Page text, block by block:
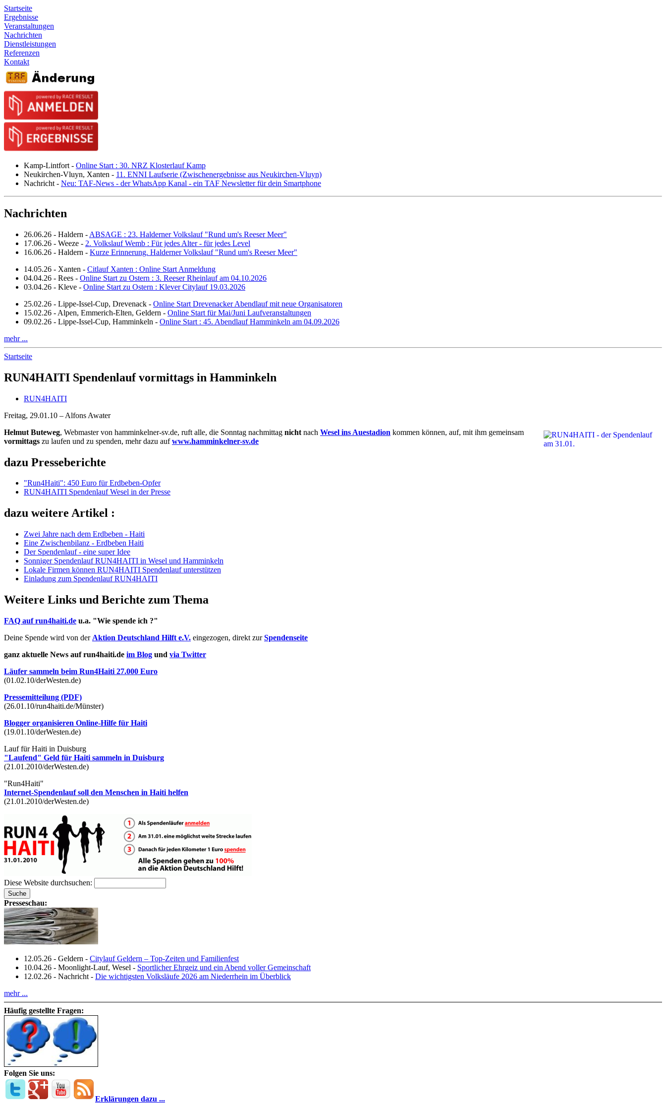
Startseite
Ergebnisse
Veranstaltungen
Nachrichten
Dienstleistungen
Referenzen
Kontakt
Kamp-Lintfort - Online Start : 30. NRZ Klosterlauf Kamp
Neukirchen-Vluyn, Xanten - 11. ENNI Laufserie (Zwischenergebnisse aus Neukirchen-Vluyn)
Nachricht - Neu: TAF-News - der WhatsApp Kanal - ein TAF Newsletter für dein Smartphone
Nachrichten
26.06.26 - Haldern - ABSAGE : 23. Halderner Volkslauf "Rund um's Reeser Meer"
17.06.26 - Weeze - 2. Volkslauf Wemb : Für jedes Alter - für jedes Level
16.06.26 - Haldern - Kurze Erinnerung. Halderner Volkslauf "Rund um's Reeser Meer"
14.05.26 - Xanten - Citlauf Xanten : Online Start Anmeldung
04.04.26 - Rees - Online Start zu Ostern : 3. Reeser Rheinlauf am 04.10.2026
03.04.26 - Kleve - Online Start zu Ostern : Klever Citylauf 19.03.2026
25.02.26 - Lippe-Issel-Cup, Drevenack - Online Start Drevenacker Abendlauf mit neue Organisatoren
15.02.26 - Alpen, Emmerich-Elten, Geldern - Online Start für Mai/Juni Laufveranstaltungen
09.02.26 - Lippe-Issel-Cup, Hamminkeln - Online Start : 45. Abendlauf Hamminkeln am 04.09.2026
mehr ...
Startseite
RUN4HAITI Spendenlauf vormittags in Hamminkeln
RUN4HAITI
Freitag, 29.01.10 – Alfons Awater
Helmut Buteweg, Webmaster von hamminkelner-sv.de, ruft alle, die Sonntag nachmittag nicht nach Wesel ins Auestadion kommen können, auf, mit ihm gemeinsam
vormittags zu laufen und zu spenden, mehr dazu aufwww.hamminkelner-sv.de
dazu Presseberichte
"Run4Haiti": 450 Euro für Erdbeben-Opfer
RUN4HAITI Spendenlauf Wesel in der Presse
dazu weitere Artikel :
Zwei Jahre nach dem Erdbeben - Haiti
Eine Zwischenbilanz - Erdbeben Haiti
Der Spendenlauf - eine super Idee
Sonniger Spendenlauf RUN4HAITI in Wesel und Hamminkeln
Lokale Firmen können RUN4HAITI Spendenlauf unterstützen
Einladung zum Spendenlauf RUN4HAITI
Weitere Links und Berichte zum Thema
FAQ auf run4haiti.de u.a. "Wie spende ich ?"
Deine Spende wird von der Aktion Deutschland Hilft e.V. eingezogen, direkt zurSpendenseite
ganz aktuelle News auf run4haiti.de im Blog und via Twitter
Läufer sammeln beim Run4Haiti 27.000 Euro
(01.02.10/derWesten.de)
Pressemitteilung (PDF)
(26.01.10/run4haiti.de/Münster)
Blogger organisieren Online-Hilfe für Haiti
(19.01.10/derWesten.de)
Lauf für Haiti in Duisburg
"Laufend" Geld für Haiti sammeln in Duisburg
(21.01.2010/derWesten.de)
"Run4Haiti"
Internet-Spendenlauf soll den Menschen in Haiti helfen
(21.01.2010/derWesten.de)
Diese Website durchsuchen:
Presseschau:
12.05.26 - Geldern - Citylauf Geldern – Top‑Zeiten und Familienfest
10.04.26 - Moonlight-Lauf, Wesel - Sportlicher Ehrgeiz und ein Abend voller Gemeinschaft
12.02.26 - Nachricht - Die wichtigsten Volksläufe 2026 am Niederrhein im Überblick
mehr ...
Häufig gestellte Fragen:
Folgen Sie uns:
Erklärungen dazu ...